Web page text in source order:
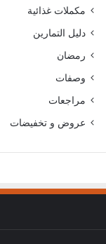
مكملات غذائية
دليل التمارين
رمضان
وصفات
مراجعات
عروض و تخفيضات